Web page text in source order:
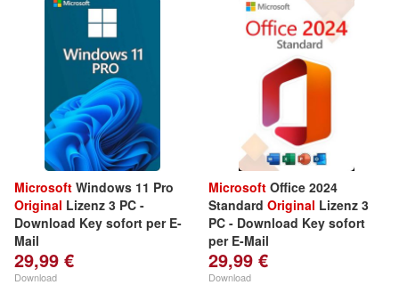
Microsoft Windows 11 Pro
Original Lizenz 3 PC -
Download Key sofort per E-
Mail
29,99 €
Download
Microsoft Office 2024
Standard Original Lizenz 3
PC - Download Key sofort
per E-Mail
29,99 €
Download